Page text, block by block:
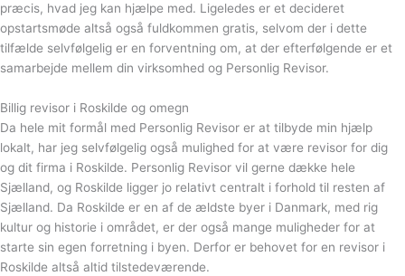
præcis, hvad jeg kan hjælpe med. Ligeledes er et decideret
opstartsmøde altså også fuldkommen gratis, selvom der i dette
tilfælde selvfølgelig er en forventning om, at der efterfølgende er et
samarbejde mellem din virksomhed og Personlig Revisor.
Billig revisor i Roskilde og omegn
Da hele mit formål med Personlig Revisor er at tilbyde min hjælp
lokalt, har jeg selvfølgelig også mulighed for at være revisor for dig
og dit firma i Roskilde. Personlig Revisor vil gerne dække hele
Sjælland, og Roskilde ligger jo relativt centralt i forhold til resten af
Sjælland. Da Roskilde er en af de ældste byer i Danmark, med rig
kultur og historie i området, er der også mange muligheder for at
starte sin egen forretning i byen. Derfor er behovet for en revisor i
Roskilde altså altid tilstedeværende.